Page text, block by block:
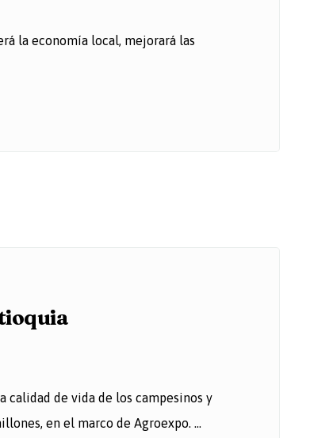
la economía local, mejorará las
calidad de vida de los campesinos y
en el marco de Agroexpo. ...